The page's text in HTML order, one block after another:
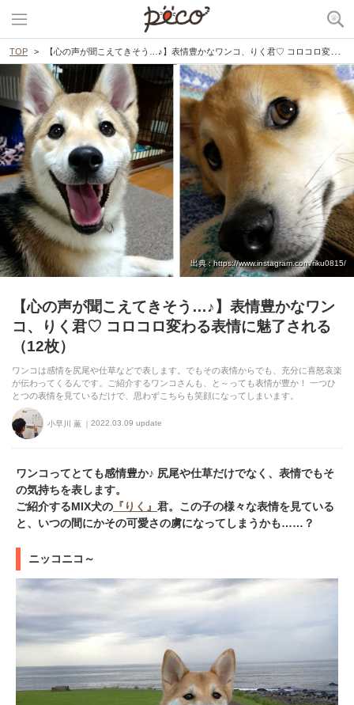
TOP 【心の声が聞こえてきそう…♪】表情豊かなワンコ、りく君♡ コロコロ変わる表情に魅了される（12枚）
出典 : https://www.instagram.com/riku0815/
【心の声が聞こえてきそう…♪】表情豊かなワン
コ、りく君♡ コロコロ変わる表情に魅了される
（12枚）
ワンコは感情を尻尾や仕草などで表します。でもその表情からでも、充分に喜怒哀楽
が伝わってくるんです。ご紹介するワンコさんも、と～っても表情が豊か！ 一つひ
とつの表情を見ているだけで、思わずこちらも笑顔になってしまいます。
小早川 薫 2022.03.09 update
ワンコってとても感情豊か♪ 尻尾や仕草だけでなく、表情でもそ
の気持ちを表します。
ご紹介するMIX犬の 『りく』 君。この子の様々な表情を見ている
と、いつの間にかその可愛さの虜になってしまうかも……？
ニッコニコ～